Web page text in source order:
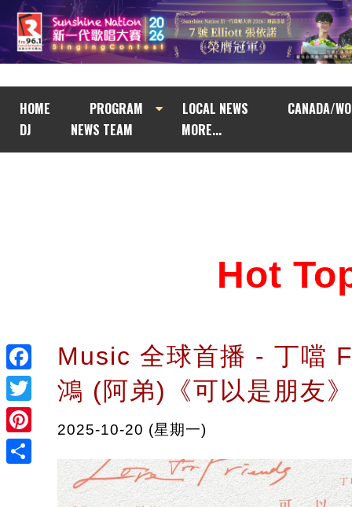
HOME PROGRAM LOCAL NEWS
CANADA/
DJ
NEWS TEAM MORE...
Facebook
Twitter
Pinterest
Hot
Music 全球首播 - 丁噹
鴻 (阿弟)《可以是朋友
2025-10-20 (星期一)